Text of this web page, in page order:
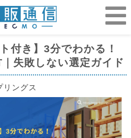
付き】3分でわかる！
失敗しない選定ガイド
リングス